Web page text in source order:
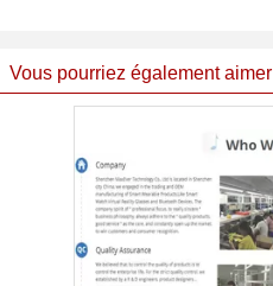
Vous pourriez également aimer